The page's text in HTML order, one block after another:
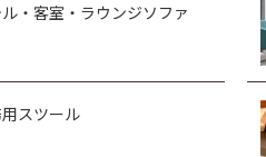
・客室・ラウンジソファ
スツール